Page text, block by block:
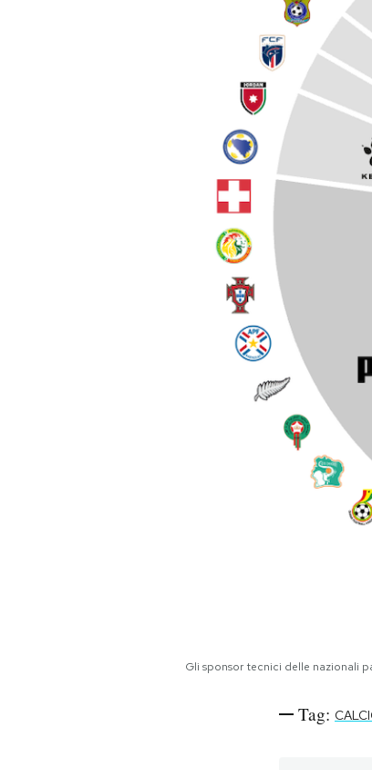
Gli sponsor tecnici delle nazionali
Tag: